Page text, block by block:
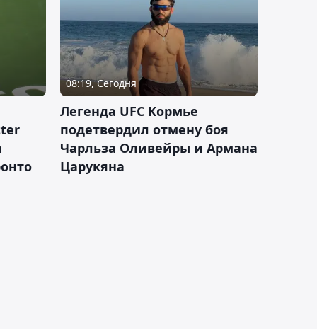
08:19, Сегодня
Легенда UFC Кормье
подетвердил отмену боя
Чарльза Оливейры и Армана
Царукяна